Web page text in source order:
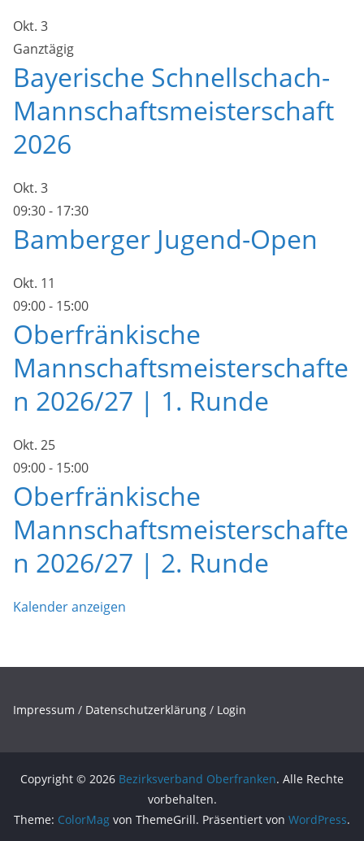
Okt. 3
Ganztägig
Bayerische Schnellschach-
Mannschaftsmeisterschaft
2026
Okt. 3
09:30- 17:30
Bamberger Jugend-Open
Okt. 11
09:00- 15:00
Oberfränkische
Mannschaftsmeisterschafte
n 2026/27 | 1. Runde
Okt. 25
09:00- 15:00
Oberfränkische
Mannschaftsmeisterschafte
n 2026/27 | 2. Runde
Kalender anzeigen
Impressum / Datenschutzerklärung / Login
Copyright © 2026 Bezirksverband Oberfranken. Alle Rechte
vorbehalten.
Theme: ColorMag von ThemeGrill. Präsentiert von WordPress.